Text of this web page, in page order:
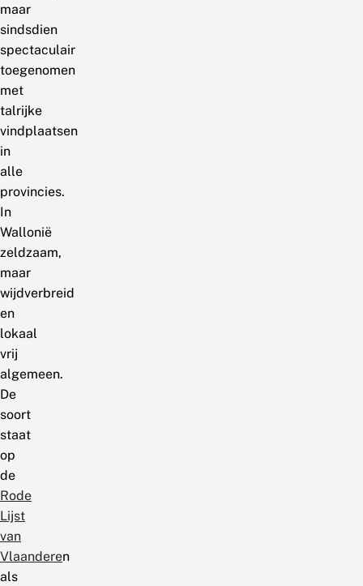
maar
sindsdien
spectaculair
toegenomen
met
talrijke
vindplaatsen
in
alle
provincies.
In
Wallonië
zeldzaam,
maar
wijdverbreid
en
lokaal
vrij
algemeen.
De
soort
staat
op
de
Rode
Lijst
van
Vlaanderen
als